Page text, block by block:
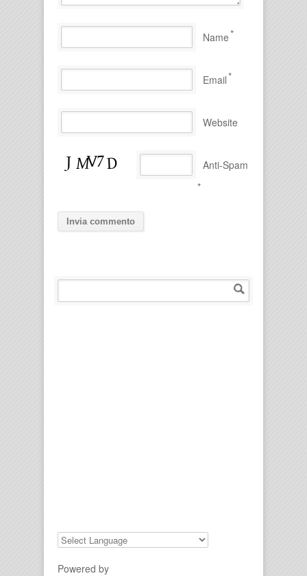
Name*
Email*
Website
Anti-Spam
*
Powered by